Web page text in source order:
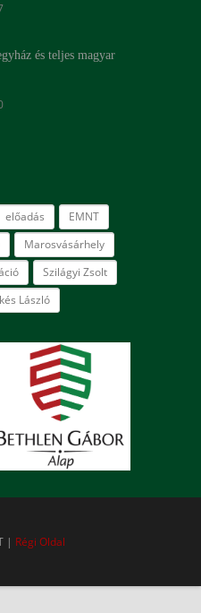
és teljes magyar
előadás
EMNT
Marosvásárhely
Szilágyi Zsolt
László
| Régi Oldal